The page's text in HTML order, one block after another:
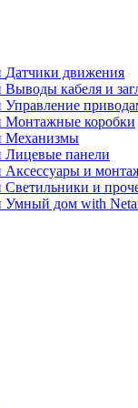
Датчики движения
Выводы кабеля и
Управление
Монтажные коробки
Механизмы
Лицевые панели
Аксессуары и
Светильники и
Умный дом with